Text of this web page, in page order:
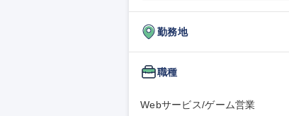
勤務地
職種
Webサービス/ゲーム営業